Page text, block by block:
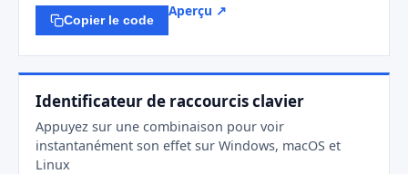
Copier le code
Aperçu ↗
Identificateur de raccourcis clavier
Appuyez sur une combinaison pour voir
instantanément son effet sur Windows, macOS et
Linux